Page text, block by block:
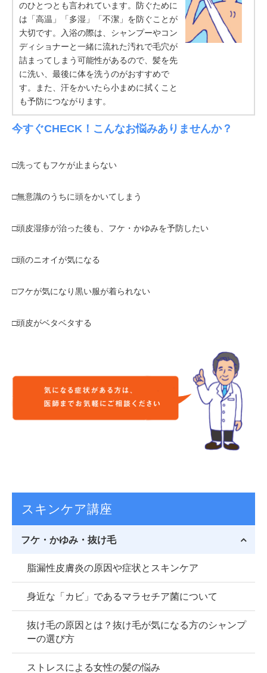
のひとつとも言われています。防ぐために
は「高温」「多湿」「不潔」を防ぐことが
大切です。入浴の際は、シャンプーやコン
ディショナーと一緒に流れた汚れで毛穴が
詰まってしまう可能性があるので、髪を先
に洗い、最後に体を洗うのがおすすめで
す。また、汗をかいたら小まめに拭くこと
も予防につながります。
今すぐCHECK！こんなお悩みありませんか？
□洗ってもフケが止まらない
□無意識のうちに頭をかいてしまう
□頭皮湿疹が治った後も、フケ・かゆみを予防したい
□頭のニオイが気になる
□フケが気になり黒い服が着られない
□頭皮がベタベタする
スキンケア講座
フケ・かゆみ・抜け毛
脂漏性皮膚炎の原因や症状とスキンケア
身近な「カビ」であるマラセチア菌について
抜け毛の原因とは？抜け毛が気になる方のシャンプ
ーの選び方
ストレスによる女性の髪の悩み